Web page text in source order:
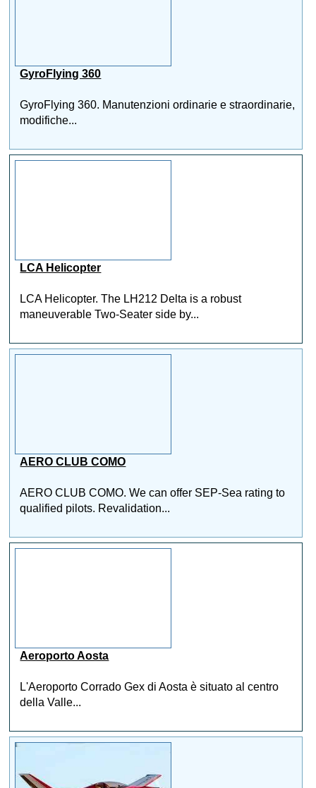
GyroFlying 360
GyroFlying 360. Manutenzioni ordinarie e straordinarie,
modifiche...
LCA Helicopter
LCA Helicopter. The LH212 Delta is a robust
maneuverable Two-Seater side by...
AERO CLUB COMO
AERO CLUB COMO. We can offer SEP-Sea rating to
qualified pilots. Revalidation...
Aeroporto Aosta
L'Aeroporto Corrado Gex di Aosta è situato al centro
della Valle...